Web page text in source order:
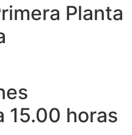
Planta
15.00 horas